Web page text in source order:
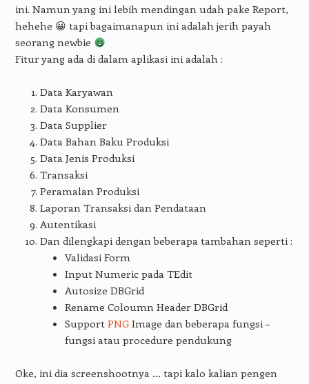
ini. Namun yang ini lebih mendingan udah pake Report,
hehehe 😀 tapi bagaimanapun ini adalah jerih payah
seorang newbie
Fitur yang ada di dalam aplikasi ini adalah :
Data Karyawan
Data Konsumen
Data Supplier
Data Bahan Baku Produksi
Data Jenis Produksi
Transaksi
Peramalan Produksi
Laporan Transaksi dan Pendataan
Autentikasi
Dan dilengkapi dengan beberapa tambahan seperti :
Validasi Form
Input Numeric pada TEdit
Autosize DBGrid
Rename Coloumn Header DBGrid
Support PNGImage dan beberapa fungsi –
fungsi atau procedure pendukung
Oke, ini dia screenshootnya … tapi kalo kalian pengen